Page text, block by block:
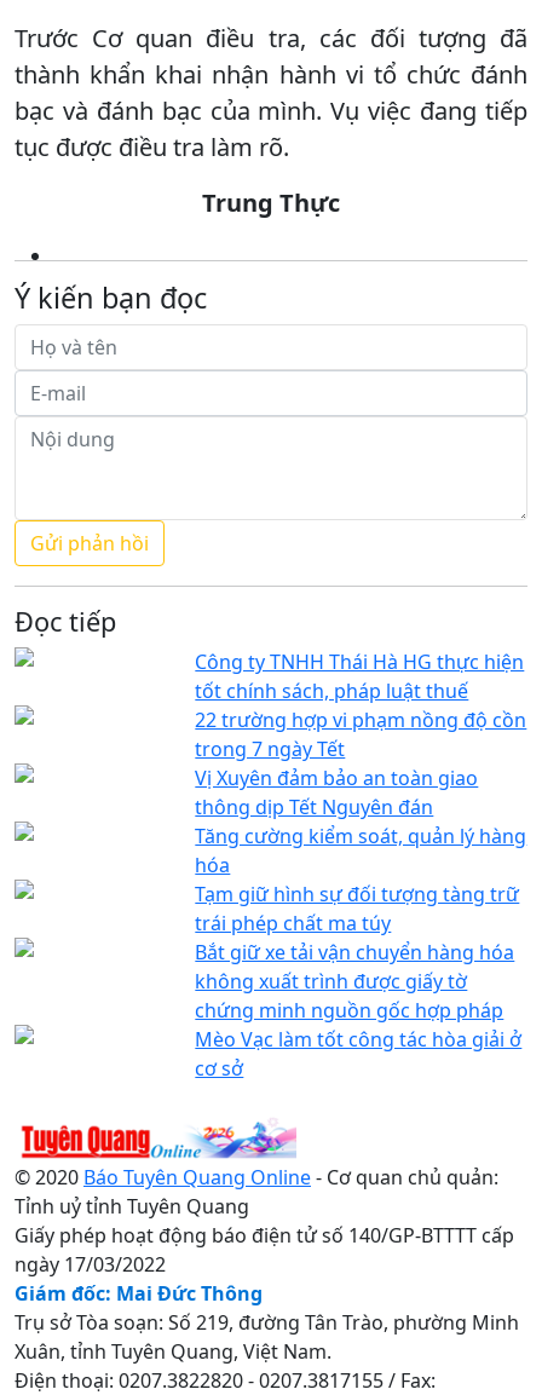
Trước Cơ quan điều tra, các đối tượng đã
thành khẩn khai nhận hành vi tổ chức đánh
bạc và đánh bạc của mình. Vụ việc đang tiếp
tục được điều tra làm rõ.
Trung Thực
Ý kiến bạn đọc
Đọc tiếp
Công ty TNHH Thái Hà HG thực hiện
tốt chính sách, pháp luật thuế
22 trường hợp vi phạm nồng độ cồn
trong 7 ngày Tết
Vị Xuyên đảm bảo an toàn giao
thông dịp Tết Nguyên đán
Tăng cường kiểm soát, quản lý hàng
hóa
Tạm giữ hình sự đối tượng tàng trữ
trái phép chất ma túy
Bắt giữ xe tải vận chuyển hàng hóa
không xuất trình được giấy tờ
chứng minh nguồn gốc hợp pháp
Mèo Vạc làm tốt công tác hòa giải ở
cơ sở
© 2020 Báo Tuyên Quang Online- Cơ quan chủ quản:
Tỉnh uỷ tỉnh Tuyên Quang
Giấy phép hoạt động báo điện tử số 140/GP-BTTTT cấp
ngày 17/03/2022
Giám đốc: Mai Đức Thông
Trụ sở Tòa soạn: Số 219, đường Tân Trào, phường Minh
Xuân, tỉnh Tuyên Quang, Việt Nam.
Điện thoại: 0207.3822820 - 0207.3817155 / Fax: